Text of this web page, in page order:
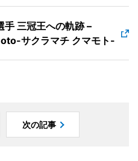
手 三冠王への軌跡 –
サクラマチ クマモト-
次の記事